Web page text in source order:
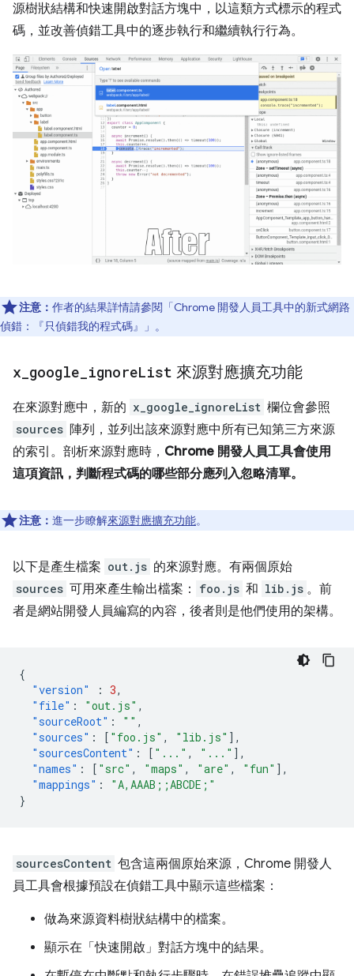
源樹狀結構和快速開啟對話方塊中，以這類方式標示的程式
碼，並改善偵錯工具中的逐步執行和繼續執行行為。
注意： 作者的結果詳情請參閱「Chrome 開發人員工具中的新式網路
偵錯：『只偵錯我的程式碼』」 。
x google ignoreList 來源對應擴充功能
在來源對應中，新的 x_google_ignoreList 欄位會參照
sources 陣列，並列出該來源對應中所有已知第三方來源
的索引。剖析來源對應時， Chrome 開發人員工具會使用
這項資訊，判斷程式碼的哪些部分應列入忽略清單。
注意： 進一步瞭解來源對應擴充功能。
以下是產生檔案 out.js 的來源對應。有兩個原始
sources 可用來產生輸出檔案： foo.js 和 lib.js 。前
者是網站開發人員編寫的內容，後者則是他們使用的架構。
{
"version"
: 3,
"file" : "out.js" ,
"sourceRoot" : "" ,
"sources" : [ "foo.js" , "lib.js" ],
"sourcesContent" : [ "..." , "..." ],
"names" : [ "src" , "maps" , "are" , "fun" ],
"mappings" :
"A,AAAB;;ABCDE;"
}
sourcesContent 包含這兩個原始來源，Chrome 開發人
員工具會根據預設在偵錯工具中顯示這些檔案：
做為來源資料樹狀結構中的檔案。
顯示在「快速開啟」對話方塊中的結果。